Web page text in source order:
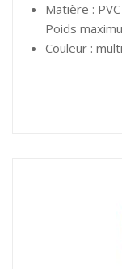
Matière :
Poids
Couleur :